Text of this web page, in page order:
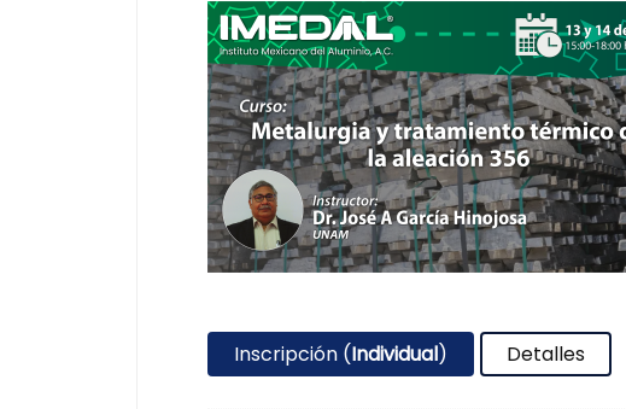
Inscripción (Individual) Detalles